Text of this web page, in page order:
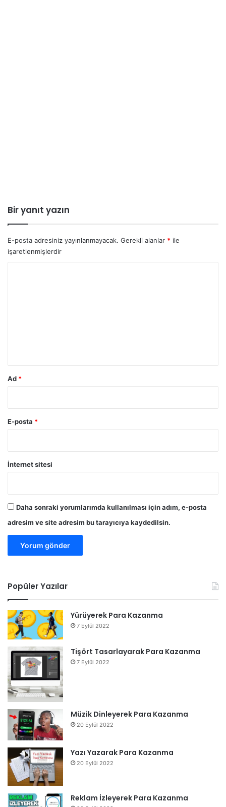
Bir yanıt yazın
E-posta adresiniz yayınlanmayacak. Gerekli alanlar * ile
işaretlenmişlerdir
Ad *
E-posta *
İnternet sitesi
Daha sonraki yorumlarımda kullanılması için adım, e-posta
adresim ve site adresim bu tarayıcıya kaydedilsin.
Popüler Yazılar
Yürüyerek Para Kazanma
7 Eylül 2022
Tişört Tasarlayarak Para Kazanma
7 Eylül 2022
Müzik Dinleyerek Para Kazanma
20 Eylül 2022
Yazı Yazarak Para Kazanma
20 Eylül 2022
Reklam İzleyerek Para Kazanma